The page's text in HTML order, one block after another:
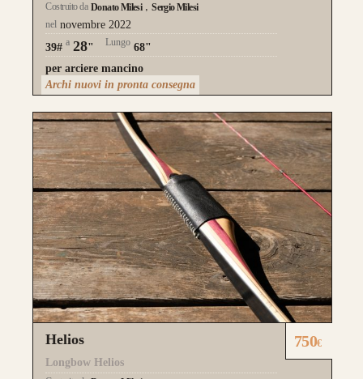
Costruito da Donato Milesi
Sergio Milesi
nel novembre 2022
39# a 28" Lungo 68"
per arciere mancino
Archi nuovi in pronta consegna
Helios
Longbow Helios
750€